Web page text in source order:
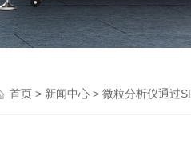
首页 > 新闻中心 > 微粒分析仪通过